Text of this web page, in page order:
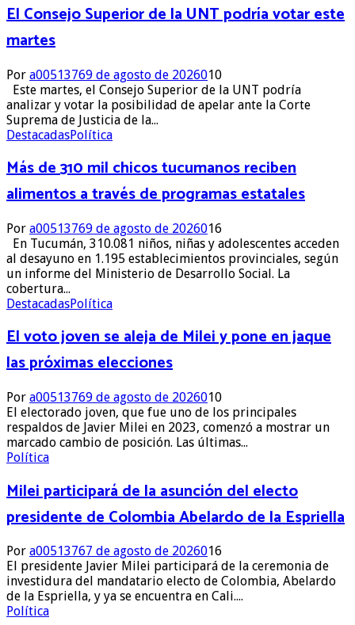
El Consejo Superior de la UNT podría votar este
martes
Por a00513769 de agosto de 2026010
Este martes, el Consejo Superior de la UNT podría
analizar y votar la posibilidad de apelar ante la Corte
Suprema de Justicia de la...
DestacadasPolítica
Más de 310 mil chicos tucumanos reciben
alimentos a través de programas estatales
Por a00513769 de agosto de 2026016
En Tucumán, 310.081 niños, niñas y adolescentes acceden
al desayuno en 1.195 establecimientos provinciales, según
un informe del Ministerio de Desarrollo Social. La
cobertura...
DestacadasPolítica
El voto joven se aleja de Milei y pone en jaque
las próximas elecciones
Por a00513769 de agosto de 2026010
El electorado joven, que fue uno de los principales
respaldos de Javier Milei en 2023, comenzó a mostrar un
marcado cambio de posición. Las últimas...
Política
Milei participará de la asunción del electo
presidente de Colombia Abelardo de la Espriella
Por a00513767 de agosto de 2026016
El presidente Javier Milei participará de la ceremonia de
investidura del mandatario electo de Colombia, Abelardo
de la Espriella, y ya se encuentra en Cali....
Política